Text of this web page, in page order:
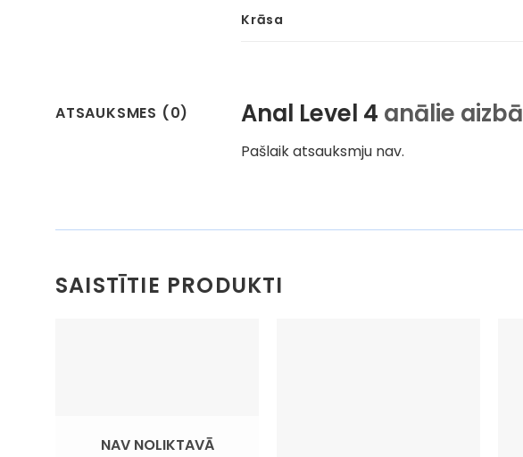
Krāsa
ATSAUKSMES (0) Anal Level 4 anālie
Pašlaik atsauksmju nav.
SAISTĪTIE PRODUKTI
NAV NOLIKTAVĀ